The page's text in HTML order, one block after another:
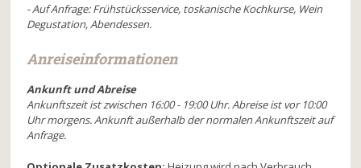
- Auf Anfrage: Frühstücksservice, toskanische Kochkurse, Wein
Degustation, Abendessen.
Anreiseinformationen
Ankunft und Abreise
Ankunftszeit ist zwischen 16:00 - 19:00 Uhr. Abreise ist vor 10:00
Uhr morgens. Ankunft außerhalb der normalen Ankunftszeit auf
Anfrage.